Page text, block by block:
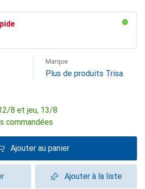
Marque
Plus de produits Trisa
8 et jeu, 13/8
commandées
Ajouter au panier
Ajouter à la liste